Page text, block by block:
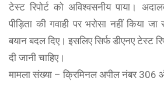
टेस्ट रिपोर्ट को अविश्वसनीय पाया।
पीड़िता की गवाही पर भरोसा नहीं किया
बयान बदल दिए। इसलिए सिर्फ डीएनए टेस्ट
दी जानी चाहिए।
मामला संख्या – क्रिमिनल अपील नंबर